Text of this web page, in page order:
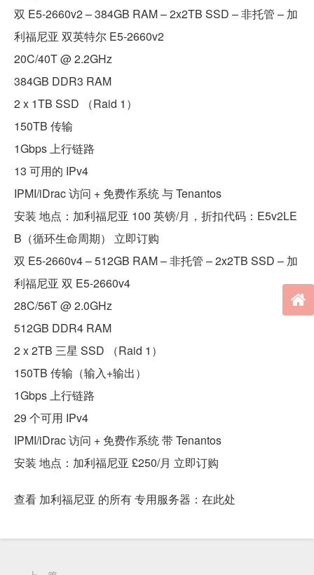
双 E5-2660v2 – 384GB RAM – 2x2TB SSD – 非托管 – 加
利福尼亚 双英特尔 E5-2660v2
20C/40T @ 2.2GHz
384GB DDR3 RAM
2 x 1TB SSD （Raid 1）
150TB 传输
1Gbps 上行链路
13 可用的 IPv4
IPMI/iDrac 访问 + 免费作系统 与 Tenantos
安装 地点：加利福尼亚 100 英镑/月，折扣代码：E5v2LE
B（循环生命周期） 立即订购
双 E5-2660v4 – 512GB RAM – 非托管 – 2x2TB SSD – 加
利福尼亚 双 E5-2660v4
28C/56T @ 2.0GHz
512GB DDR4 RAM
2 x 2TB 三星 SSD （Raid 1）
150TB 传输（输入+输出）
1Gbps 上行链路
29 个可用 IPv4
IPMI/iDrac 访问 + 免费作系统 带 Tenantos
安装 地点：加利福尼亚 £250/月 立即订购
查看 加利福尼亚 的所有 专用服务器：在此处